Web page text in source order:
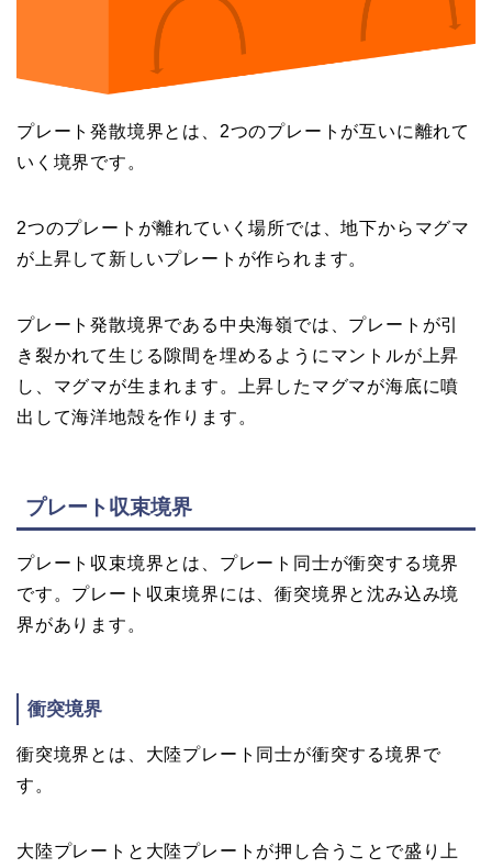
プレート発散境界とは、2つのプレートが互いに離れて
いく境界です。
2つのプレートが離れていく場所では、地下からマグマ
が上昇して新しいプレートが作られます。
プレート発散境界である中央海嶺では、プレートが引
き裂かれて生じる隙間を埋めるようにマントルが上昇
し、マグマが生まれます。上昇したマグマが海底に噴
出して海洋地殻を作ります。
プレート収束境界
プレート収束境界とは、プレート同士が衝突する境界
です。プレート収束境界には、衝突境界と沈み込み境
界があります。
衝突境界
衝突境界とは、大陸プレート同士が衝突する境界で
す。
大陸プレートと大陸プレートが押し合うことで盛り上